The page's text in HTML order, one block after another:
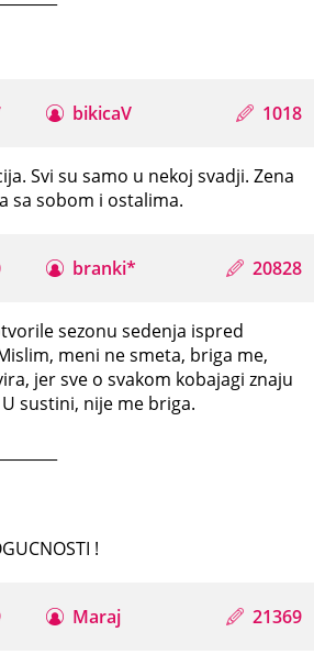
bikicaV 1018
Svi su samo u nekoj svadji. Zena
sa sobom i ostalima.
branki* 20828
sezonu sedenja ispred
meni ne smeta, briga me,
jer sve o svakom kobajagi znaju
sustini, nije me briga.
!
Maraj 21369